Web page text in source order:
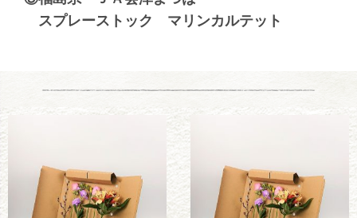
スプレーストック マリンカルテット